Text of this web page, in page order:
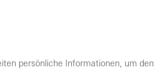
persönliche Informationen, um